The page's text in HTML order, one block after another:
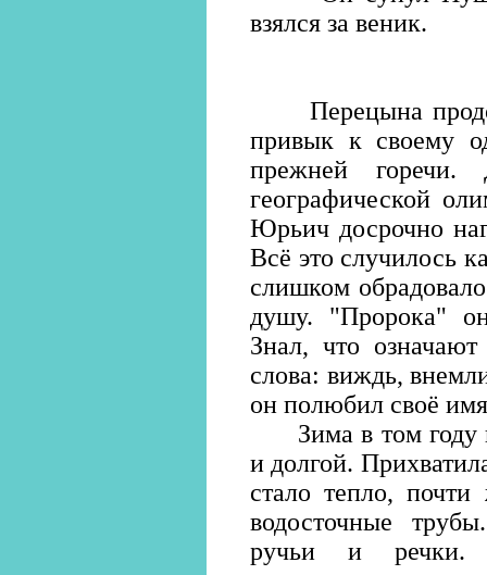
взялся за веник.
Перецына
привык к своему
прежней
географической
Юрьич досрочно
Всё это случилось
слишком
душу. "Пророка"
Знал, что
слова: виждь,
он полюбил своё
Зима в том году
и долгой.
стало тепло, почти
водосточные
ручьи и речки.